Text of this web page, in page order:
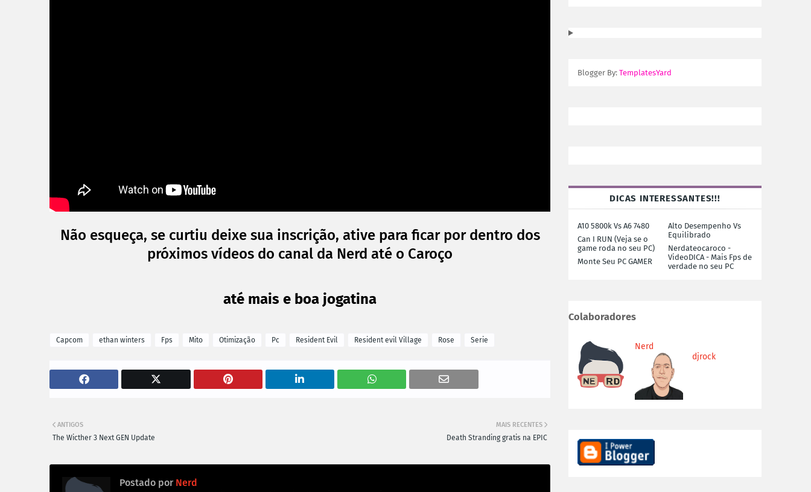
Não esqueça, se curtiu deixe sua inscrição, ative para ficar por dentro dos
próximos vídeos do canal da Nerd até o Caroço
até mais e boa jogatina
Capcom ethan winters Fps Mito Otimização Pc Resident Evil Resident evil Village Rose Serie
MAIS RECENTES
Death Stranding gratis na EPIC
ANTIGOS
The Wicther 3 Next GEN Update
Postado por Nerd
Blogger By: TemplatesYard
DICAS INTERESSANTES!!!
A10 5800k Vs A6 7480
Alto Desempenho Vs
Equilibrado
Can I RUN (Veja se o
game roda no seu PC)
Nerdateocaroco -
VideoDICA - Mais Fps de
verdade no seu PC
Monte Seu PC GAMER
Colaboradores
Nerd
djrock